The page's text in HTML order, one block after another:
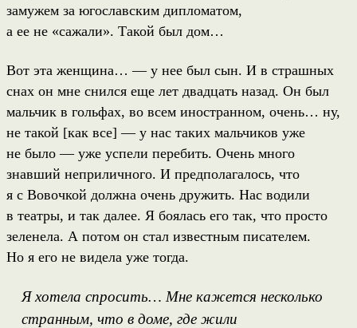
замужем за югославским дипломатом,
а ее не «сажали». Такой был дом…
Вот эта женщина… — у нее был сын. И в страшных
снах он мне снился еще лет двадцать назад. Он был
мальчик в гольфах, во всем иностранном, очень… ну,
не такой [как все] — у нас таких мальчиков уже
не было — уже успели перебить. Очень много
знавший неприличного. И предполагалось, что
я с Вовочкой должна очень дружить. Нас водили
в театры, и так далее. Я боялась его так, что просто
зеленела. А потом он стал известным писателем.
Но я его не видела уже тогда.
Я хотела спросить… Мне кажется несколько
странным, что в доме, где жили